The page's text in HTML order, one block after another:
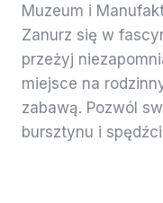
Muzeum i
Zanurz się w
przeżyj
miejsce na
zabawą. Pozwól
bursztynu i